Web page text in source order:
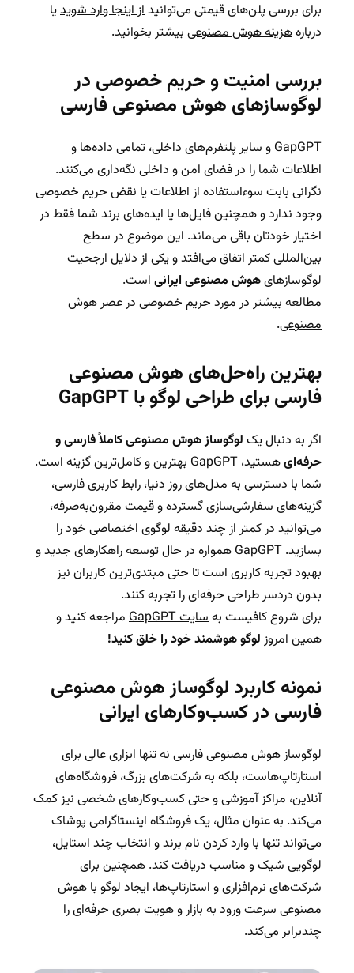
برای بررسی پلن‌های قیمتی می‌توانیداز اینجا وارد شویدیا
دربارههزینه هوش مصنوعی بیشتر بخوانید.
بررسی امنیت و حریم خصوصی در
لوگوسازهای هوش مصنوعی فارسی
GapGPT و سایر پلتفرم‌های داخلی، تمامی داده‌ها و
اطلاعات شما را در فضای امن و داخلی نگه‌داری می‌کنند.
نگرانی بابت سوءاستفاده از اطلاعات یا نقض حریم خصوصی
وجود ندارد و همچنین فایل‌ها یا ایده‌های برند شما فقط در
اختیار خودتان باقی می‌ماند. این موضوع در سطح
بین‌المللی کمتر اتفاق می‌افتد و یکی از دلایل ارجحیت
لوگوسازهایهوش مصنوعی ایرانی است.
مطالعه بیشتر در موردحریم خصوصی در عصر هوش
مصنوعی.
بهترین راه‌حل‌های هوش مصنوعی
فارسی برای طراحی لوگو با GapGPT
اگر به دنبال یک لوگوساز هوش مصنوعی کاملاً فارسی و
حرفه‌ای
هستید، GapGPT بهترین و کامل‌ترین گزینه است.
شما با دسترسی به مدل‌های روز دنیا، رابط کاربری فارسی،
گزینه‌های سفارشی‌سازی گسترده و قیمت مقرون‌به‌صرفه،
می‌توانید در کمتر از چند دقیقه لوگوی اختصاصی خود را
بسازید. GapGPT همواره در حال توسعه راهکارهای جدید و
بهبود تجربه کاربری است تا حتی مبتدی‌ترین کاربران نیز
بدون دردسر طراحی حرفه‌ای را تجربه کنند.
برای شروع کافیست بهسایت GapGPT
مراجعه کنید و
همین امروز لوگو هوشمند خود را خلق کنید!
نمونه کاربرد لوگوساز هوش مصنوعی
فارسی در کسب‌وکارهای ایرانی
لوگوساز هوش مصنوعی فارسی نه تنها ابزاری عالی برای
استارتاپ‌هاست، بلکه به شرکت‌های بزرگ، فروشگاه‌های
آنلاین، مراکز آموزشی و حتی کسب‌وکارهای شخصی نیز کمک
می‌کند. به عنوان مثال، یک فروشگاه اینستاگرامی پوشاک
می‌تواند تنها با وارد کردن نام برند و انتخاب چند استایل،
لوگویی شیک و مناسب دریافت کند. همچنین برای
شرکت‌های نرم‌افزاری و استارتاپ‌ها، ایجاد لوگو با هوش
مصنوعی سرعت ورود به بازار و هویت بصری حرفه‌ای را
چندبرابر می‌کند.